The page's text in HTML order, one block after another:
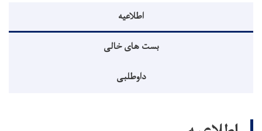
اطلاعیه
بست های خالی
داوطلبی